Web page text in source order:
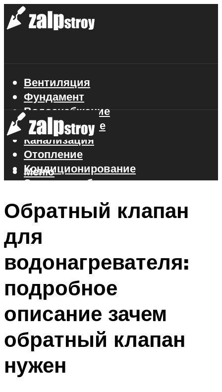
Вентиляция
Фундамент
Водоснабжение
Газоснабжение
Канализация
Отопление
Кондиционирование
Электроснабжение
Меню
Меню
Обратный клапан
для
водонагревателя:
подробное
описание зачем
обратный клапан
нужен